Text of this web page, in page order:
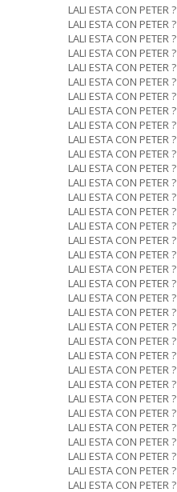
LALI ESTA CON PETER ?
LALI ESTA CON PETER ?
LALI ESTA CON PETER ?
LALI ESTA CON PETER ?
LALI ESTA CON PETER ?
LALI ESTA CON PETER ?
LALI ESTA CON PETER ?
LALI ESTA CON PETER ?
LALI ESTA CON PETER ?
LALI ESTA CON PETER ?
LALI ESTA CON PETER ?
LALI ESTA CON PETER ?
LALI ESTA CON PETER ?
LALI ESTA CON PETER ?
LALI ESTA CON PETER ?
LALI ESTA CON PETER ?
LALI ESTA CON PETER ?
LALI ESTA CON PETER ?
LALI ESTA CON PETER ?
LALI ESTA CON PETER ?
LALI ESTA CON PETER ?
LALI ESTA CON PETER ?
LALI ESTA CON PETER ?
LALI ESTA CON PETER ?
LALI ESTA CON PETER ?
LALI ESTA CON PETER ?
LALI ESTA CON PETER ?
LALI ESTA CON PETER ?
LALI ESTA CON PETER ?
LALI ESTA CON PETER ?
LALI ESTA CON PETER ?
LALI ESTA CON PETER ?
LALI ESTA CON PETER ?
LALI ESTA CON PETER ?